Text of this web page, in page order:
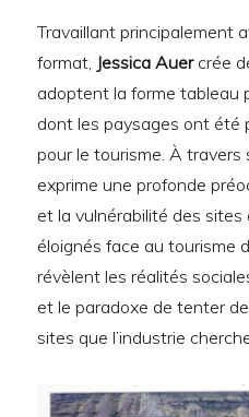
Travaillant principalement
format, Jessica Auercrée
adoptent la forme tableau
dont les paysages ont été
pour le tourisme. À travers
exprime une profonde
et la vulnérabilité des
éloignés face au tourisme
révèlent les réalités
et le paradoxe de tenter
sites que l’industrie